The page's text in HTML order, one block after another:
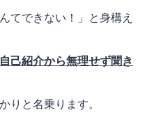
てできない！」と身構え
自己紹介から無理せず聞き
りと名乗ります。